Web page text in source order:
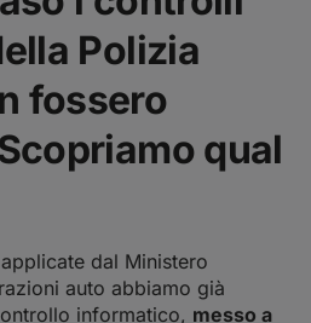
Polizia
fossero
qual
dal Ministero
auto abbiamo già
informatico, messo a